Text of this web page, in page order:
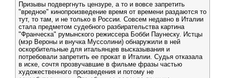
Призывы подвергнуть цензуре, а то и вовсе запретить
"вредное" кинопроизведение время от времени раздаются то
тут, то там, и не только в России. Совсем недавно в Италии
стала предметом судебного разбирательства картина
"Франческа" румынского режиссера Бобби Паунеску. Истцы
(мэр Вероны и внучка Муссолини) обнаружили в ней
оскорбительные для итальянцев высказывания и
потребовали запретить ее прокат в Италии. Судья отказала
в иске, сочтя прозвучавшие в фильме фразы частью
художественного произведения и потому не